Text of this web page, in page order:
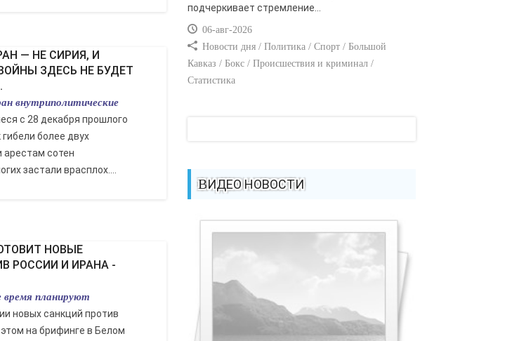
ЗДЕСЬ НЕ БУДЕТ
внутриполитические
с 28 декабря прошлого
более двух
арестам сотен
застали врасплох....
РОССИИ И ИРАНА -
планируют
новых санкций против
на брифинге в Белом
подчеркивает стремление...
06-авг-2026
Новости дня / Политика / Спорт / Большой
Кавказ / Бокс / Происшествия и криминал /
Статистика
ВИДЕО НОВОСТИ